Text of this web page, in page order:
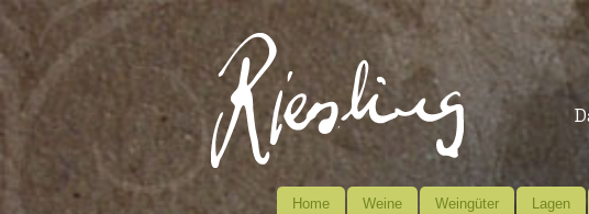
Home Weine Weingüter Lagen